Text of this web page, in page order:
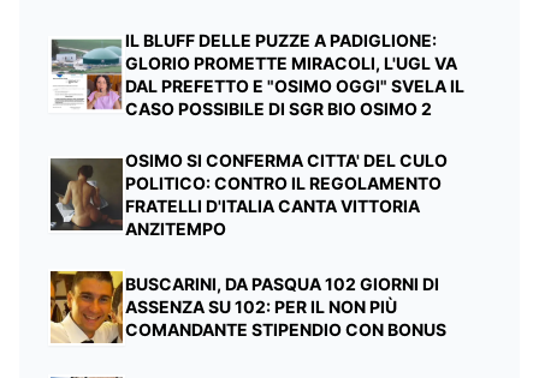
IL BLUFF DELLE PUZZE A PADIGLIONE:
GLORIO PROMETTE MIRACOLI, L'UGL VA
DAL PREFETTO E "OSIMO OGGI" SVELA IL
CASO POSSIBILE DI SGR BIO OSIMO 2
OSIMO SI CONFERMA CITTA' DEL CULO
POLITICO: CONTRO IL REGOLAMENTO
FRATELLI D'ITALIA CANTA VITTORIA
ANZITEMPO
BUSCARINI, DA PASQUA 102 GIORNI DI
ASSENZA SU 102: PER IL NON PIÙ
COMANDANTE STIPENDIO CON BONUS